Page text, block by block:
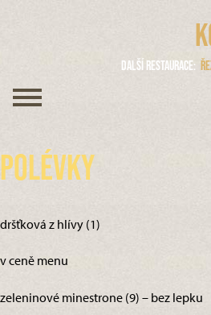
Další restaurace
Polévky
dršťková z hlívy (1)
v ceně menu
zeleninové minestrone (9) – bez lepku